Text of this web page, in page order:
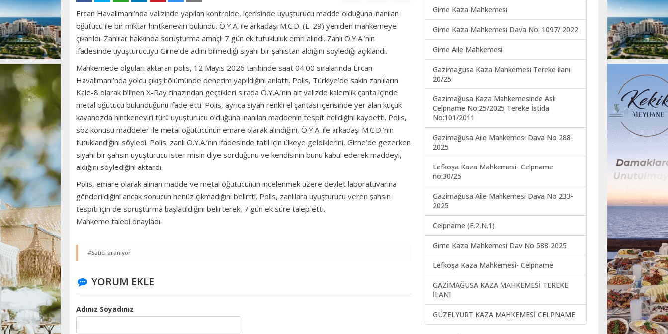
Ercan Havalimanı’nda valizinde yapılan kontrolde, içerisinde uyuşturucu madde olduğuna inanılan
öğütücü ile bir miktar hintkeneviri bulundu. Ö.Y.A. ile arkadaşı M.C.D. (E-29) yeniden mahkemeye
çıkarıldı. Zanlılar hakkında soruşturma amaçlı 7 gün ek tutukluluk emri alındı. Zanlı Ö.Y.A.’nın
ifadesinde uyuşturucuyu Girne’de adını bilmediği siyahi bir şahıstan aldığını söylediği açıklandı.
Mahkemede olguları aktaran polis, 12 Mayıs 2026 tarihinde saat 04.00 sıralarında Ercan
Havalimanı’nda yolcu çıkış bölümünde denetim yapıldığını anlattı. Polis, Türkiye’de sakin zanlıların
Kale-8 olarak bilinen X-Ray cihazından geçtikleri sırada Ö.Y.A.’nın ait valizde kalemlik çanta içinde
metal öğütücü bulunduğunu ifade etti. Polis, ayrıca siyah renkli el çantası içerisinde yer alan küçük
kavanozda hintkeneviri türü uyuşturucu olduğuna inanılan maddenin tespit edildiğini kaydetti. Polis,
söz konusu maddeler ile metal öğütücünün emare olarak alındığını, Ö.Y.A. ile arkadaşı M.C.D.’nin
tutuklandığını söyledi. Polis, zanlı Ö.Y.A.’nın ifadesinde tatil için ülkeye geldiklerini, Girne’de gezerken
siyahi bir şahsın uyuşturucu ister misin diye sorduğunu ve kendisinin bunu kabul ederek maddeyi,
aldığını söylediğini aktardı.
Polis, emare olarak alınan madde ve metal öğütücünün incelenmek üzere devlet laboratuvarına
gönderildiğini ancak sonucun henüz çıkmadığını belirtti. Polis, zanlılara uyuşturucu veren şahsın
tespiti için de soruşturma başlatıldığını belirterek, 7 gün ek süre talep etti.
Mahkeme talebi onayladı.
#Satıcı aranıyor
YORUM EKLE
Adınız Soyadınız
Girne Kaza Mahkemesi
Girne Kaza Mahkemesi Dava No: 1097/ 2022
Girne Aile Mahkemesi
Gazimagusa Kaza Mahkemesi Tereke ilanı
20/25
Gazimağusa Kaza Mahkemesinde Asli
Celpname No:25/2025 Tereke İstida
No:101/2011
Gazimağusa Aile Mahkemesi Dava No 288-
2025
Lefkoşa Kaza Mahkemesi- Celpname
no:30/25
Gazimağusa Aile Mahkemesi Dava No 233-
2025
Celpname (E.2,N.1)
Girne Kaza Mahkemesi Dav No 588-2025
Lefkoşa Kaza Mahkemesi- Celpname
GAZİMAĞUSA KAZA MAHKEMESİ TEREKE
İLANI
GÜZELYURT KAZA MAHKEMESİ CELPNAME